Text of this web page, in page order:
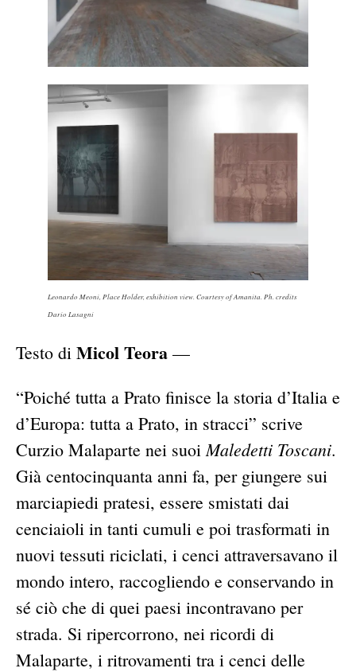
Leonardo Meoni, Place Holder, exhibition view. Courtesy of Amanita. Ph. credits
Dario Lasagni
Testo di Micol Teora —
“Poiché tutta a Prato finisce la storia d’Italia e
d’Europa: tutta a Prato, in stracci” scrive
Curzio Malaparte nei suoiMaledetti Toscani.
Già centocinquanta anni fa, per giungere sui
marciapiedi pratesi, essere smistati dai
cenciaioli in tanti cumuli e poi trasformati in
nuovi tessuti riciclati, i cenci attraversavano il
mondo intero, raccogliendo e conservando in
sé ciò che di quei paesi incontravano per
strada. Si ripercorrono, nei ricordi di
Malaparte, i ritrovamenti tra i cenci delle